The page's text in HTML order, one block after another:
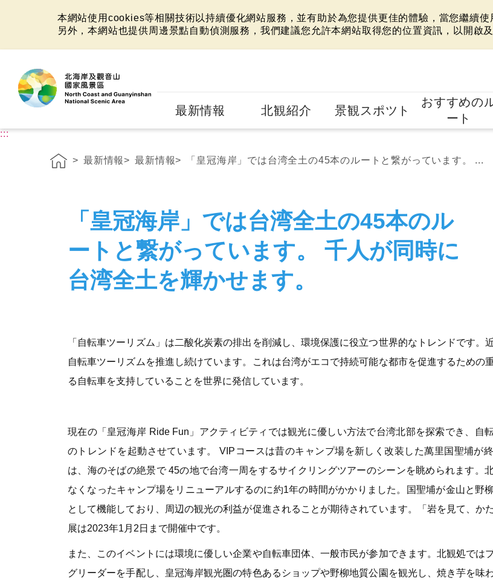
本網站使用cookies等相關技術以持續優化網站服務，並有助於為您提供更佳的體驗，當您繼續
另外，本網站也提供周邊景點自動偵測服務，我們建議您允許本網站取得您的位置資訊，以開啟
最新情報 北観紹介 景観スポツト
おすすめの
ート
:::
最新情報 最新情報 「皇冠海岸」では台湾全土の45本のルートと繋がっています。 ...
「皇冠海岸」では台湾全土の45本のル
ートと繋がっています。 千人が同時に
台湾全土を輝かせます。
「自転車ツーリズム」は二酸化炭素の排出を削減し、環境保護に役立つ世界的なトレンドです。
自転車ツーリズムを推進し続けています。これは台湾がエコで持続可能な都市を促進するための
る自転車を支持していることを世界に発信しています。
現在の「皇冠海岸 Ride Fun」アクティビティでは観光に優しい方法で台湾北部を探索でき、自
のトレンドを起動させています。 VIPコースは昔のキャンプ場を新しく改装した萬里国聖埔が
は、海のそばの絶景で 45の地で台湾一周をするサイクリングツアーのシーンを眺められます。
なくなったキャンプ場をリニューアルするのに約1年の時間がかかりました。国聖埔が金山と野
として機能しており、周辺の観光の利益が促進されることが期待されています。「岩を見て、か
展は2023年1月2日まで開催中です。
また、このイベントには環境に優しい企業や自転車団体、一般市民が参加できます。北観処では
グリーダーを手配し、皇冠海岸観光圏の特色あるショップや野柳地質公園を観光し、焼き芋を味